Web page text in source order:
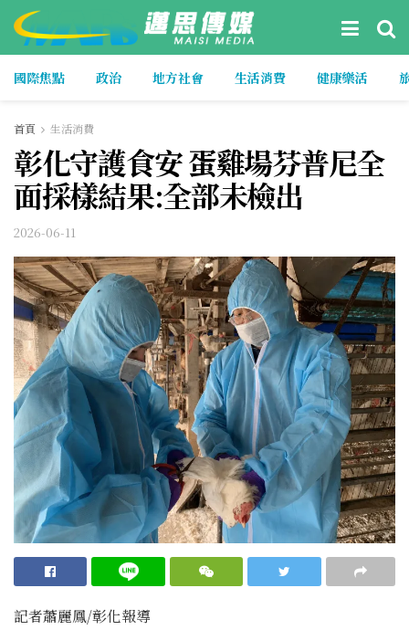
國際焦點 政治 地方社會 生活消費 健康樂活
首頁 生活消費
彰化守護食安 蛋雞場芬普尼全
面採樣結果:全部未檢出
2026-06-11
記者蕭麗鳳/彰化報導